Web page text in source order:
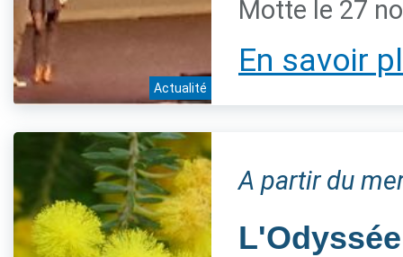
Actualité
Motte le 27
En savoir
A partir du